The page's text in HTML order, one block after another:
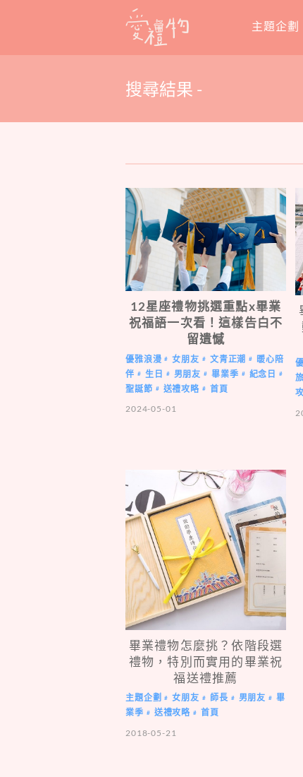
content
主題企劃
搜尋結果 -
12星座禮物挑選重點x畢業
祝福語一次看！這樣告白不
留遺憾
優雅浪漫 # 女朋友 # 文青正潮 #
暖心陪
伴 # 生日 # 男朋友 # 畢業季 # 紀念日 #
聖誕節 # 送禮攻略 #
首頁
2024-05-01
畢業禮物怎麼挑？依階段選
禮物，特別而實用的畢業祝
福送禮推薦
主題企劃 # 女朋友 # 師長 # 男朋友 #
畢
業季 # 送禮攻略 #
首頁
2018-05-21